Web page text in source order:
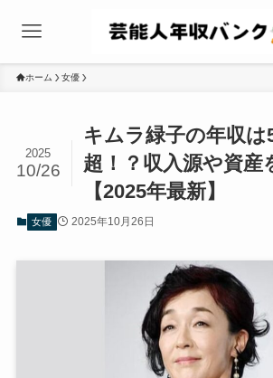
ホーム 女優
キムラ緑子の年収は
超！？収入源や資産
【2025年最新】
2025
10/26
女優 2025年10月26日